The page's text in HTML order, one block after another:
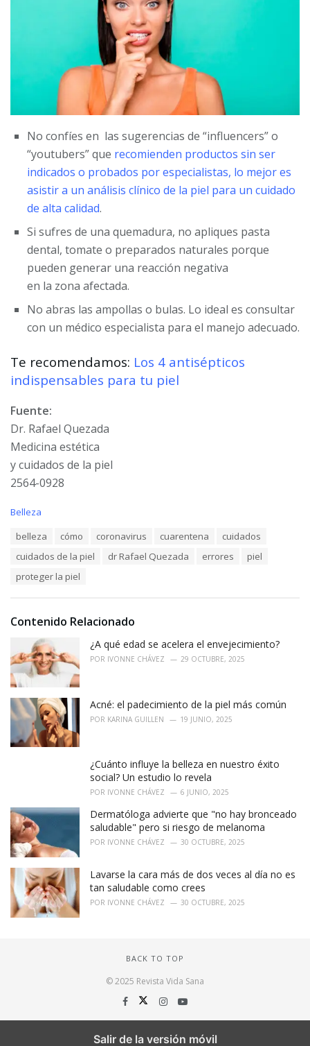
No confíes en las sugerencias de “influencers” o
“youtubers” que recomienden productos sin ser
indicados o probados por especialistas, lo mejor es
asistir a un análisis clínico de la piel para un cuidado
de alta calidad.
Si sufres de una quemadura, no apliques pasta
dental, tomate o preparados naturales porque
pueden generar una reacción negativa
en la zona afectada.
No abras las ampollas o bulas. Lo ideal es consultar
con un médico especialista para el manejo adecuado.
Te recomendamos: Los 4 antisépticos
indispensables para tu piel
Fuente:
Dr. Rafael Quezada
Medicina estética
y cuidados de la piel
2564-0928
C
s
Belleza
belleza cómo coronavirus cuarentena
cuidados
cuidados de la piel
dr Rafael Quezada errores
piel
proteger la piel
Contenido Relacionado
¿A qué edad se acelera el envejecimiento?
POR IVONNE CHÁVEZ 29 OCTUBRE, 2025
Acné: el padecimiento de la piel más común
POR KARINA GUILLEN 19 JUNIO, 2025
¿Cuánto influye la belleza en nuestro éxito
social? Un estudio lo revela
POR IVONNE CHÁVEZ 6 JUNIO, 2025
Dermatóloga advierte que "no hay bronceado
saludable" pero si riesgo de melanoma
POR IVONNE CHÁVEZ 30 OCTUBRE, 2025
Lavarse la cara más de dos veces al día no es
tan saludable como crees
POR IVONNE CHÁVEZ 30 OCTUBRE, 2025
BACK TO TOP
© 2025 Revista Vida Sana
Salir de la versión móvil